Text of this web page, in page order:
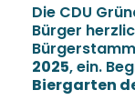
Die CDU
Bürger
2025, ein.
Biergarten